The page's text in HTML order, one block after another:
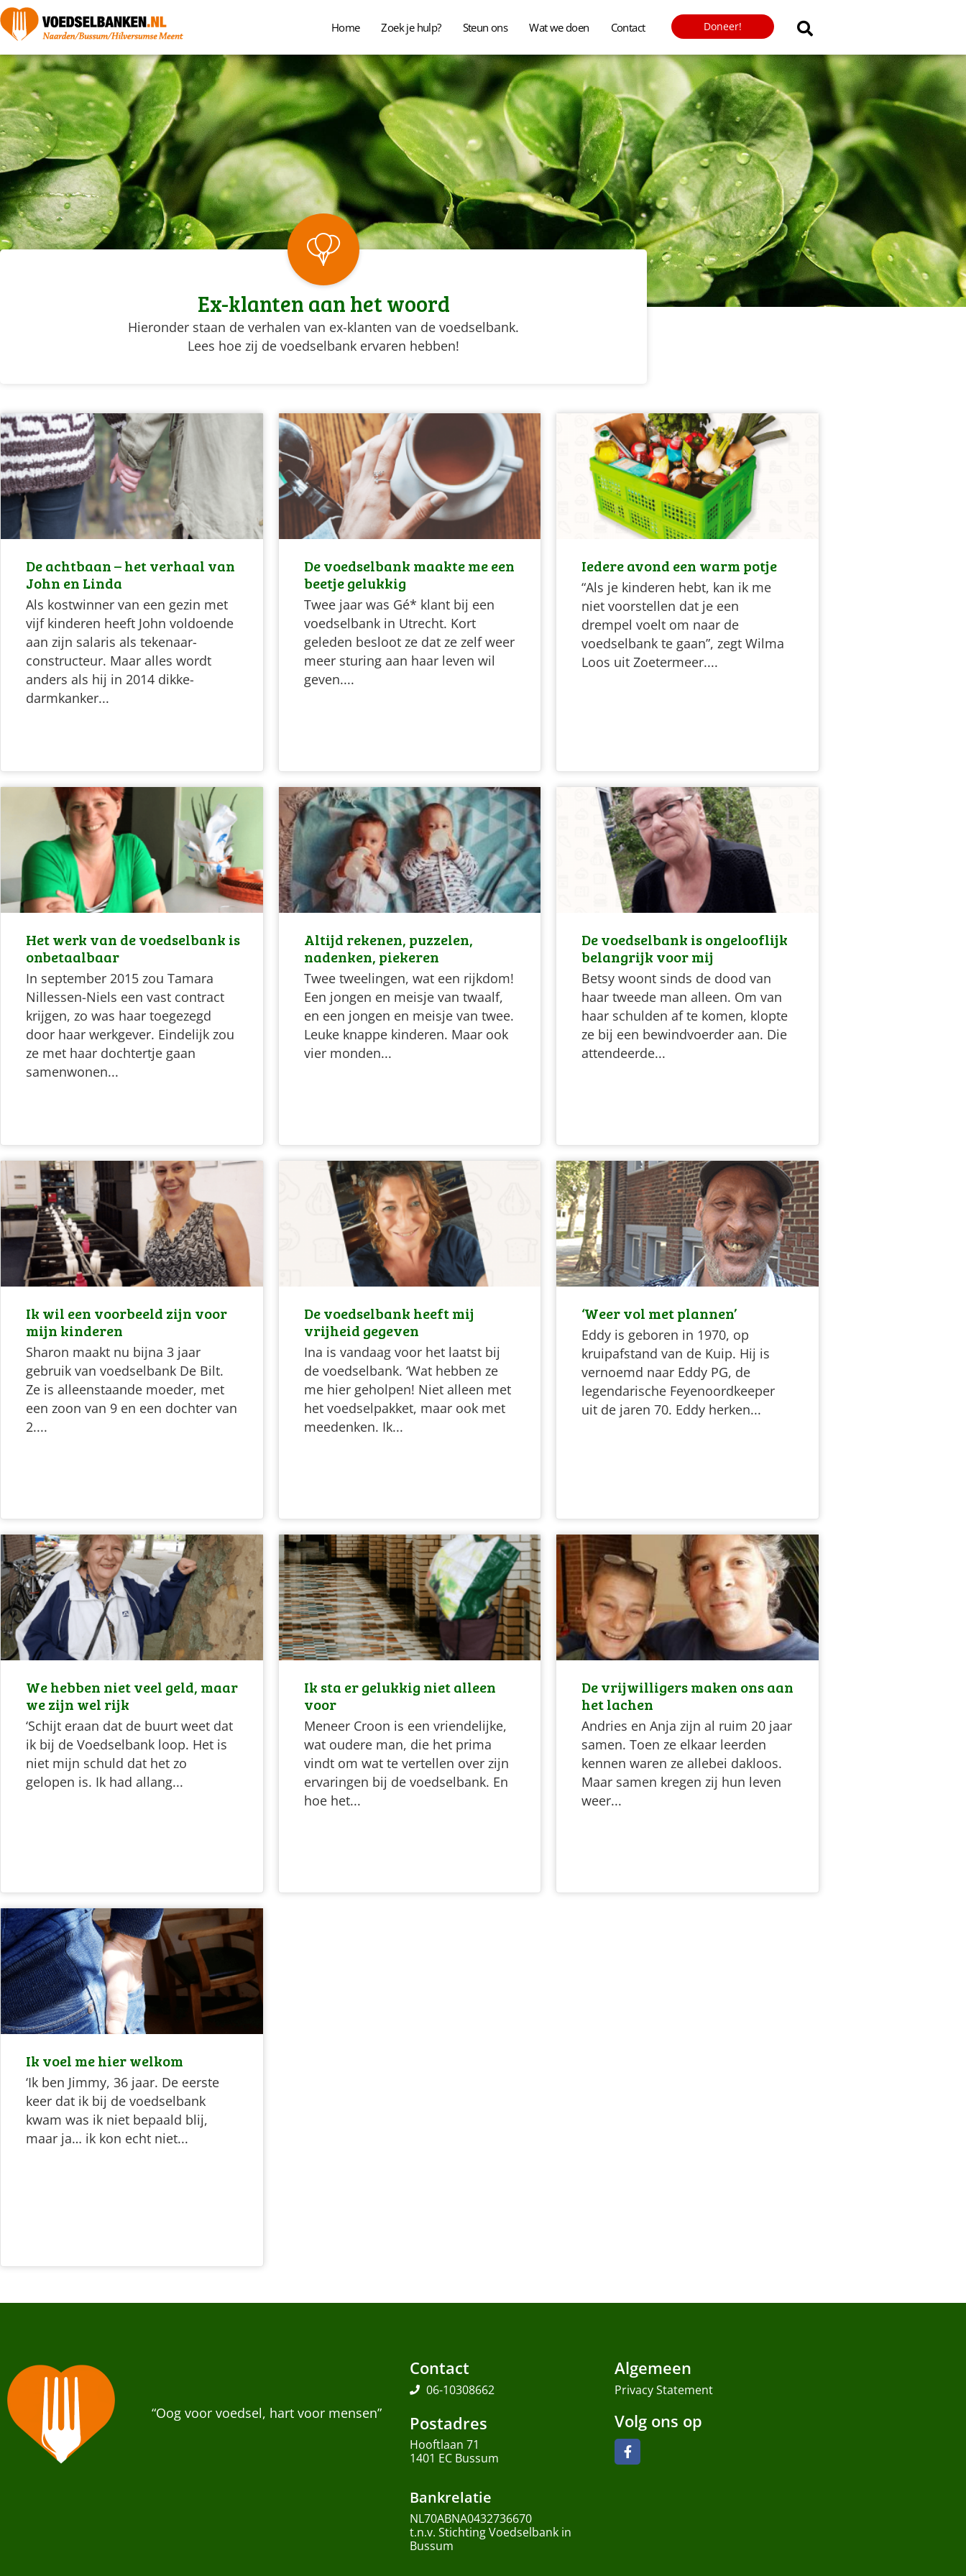
Home Zoek je hulp? Steun ons Wat we doen Contact Doneer!
Ex-klanten aan het woord
Hieronder staan de verhalen van ex-klanten van de voedselbank.
Lees hoe zij de voedselbank ervaren hebben!
De achtbaan – het verhaal van
John en Linda
Als kostwinner van een gezin met
vijf kinderen heeft John voldoende
aan zijn salaris als tekenaar-
constructeur. Maar alles wordt
anders als hij in 2014 dikke-
darmkanker...
De voedselbank maakte me een
beetje gelukkig
Twee jaar was Gé* klant bij een
voedselbank in Utrecht. Kort
geleden besloot ze dat ze zelf weer
meer sturing aan haar leven wil
geven....
Iedere avond een warm potje
“Als je kinderen hebt, kan ik me
niet voorstellen dat je een
drempel voelt om naar de
voedselbank te gaan”, zegt Wilma
Loos uit Zoetermeer....
Het werk van de voedselbank is
onbetaalbaar
In september 2015 zou Tamara
Nillessen-Niels een vast contract
krijgen, zo was haar toegezegd
door haar werkgever. Eindelijk zou
ze met haar dochtertje gaan
samenwonen...
Altijd rekenen, puzzelen,
nadenken, piekeren
Twee tweelingen, wat een rijkdom!
Een jongen en meisje van twaalf,
en een jongen en meisje van twee.
Leuke knappe kinderen. Maar ook
vier monden...
De voedselbank is ongelooflijk
belangrijk voor mij
Betsy woont sinds de dood van
haar tweede man alleen. Om van
haar schulden af te komen, klopte
ze bij een bewindvoerder aan. Die
attendeerde...
Ik wil een voorbeeld zijn voor
mijn kinderen
Sharon maakt nu bijna 3 jaar
gebruik van voedselbank De Bilt.
Ze is alleenstaande moeder, met
een zoon van 9 en een dochter van
2....
De voedselbank heeft mij
vrijheid gegeven
Ina is vandaag voor het laatst bij
de voedselbank. ‘Wat hebben ze
me hier geholpen! Niet alleen met
het voedselpakket, maar ook met
meedenken. Ik...
‘Weer vol met plannen’
Eddy is geboren in 1970, op
kruipafstand van de Kuip. Hij is
vernoemd naar Eddy PG, de
legendarische Feyenoordkeeper
uit de jaren 70. Eddy herken...
We hebben niet veel geld, maar
we zijn wel rijk
‘Schijt eraan dat de buurt weet dat
ik bij de Voedselbank loop. Het is
niet mijn schuld dat het zo
gelopen is. Ik had allang...
Ik sta er gelukkig niet alleen
voor
Meneer Croon is een vriendelijke,
wat oudere man, die het prima
vindt om wat te vertellen over zijn
ervaringen bij de voedselbank. En
hoe het...
De vrijwilligers maken ons aan
het lachen
Andries en Anja zijn al ruim 20 jaar
samen. Toen ze elkaar leerden
kennen waren ze allebei dakloos.
Maar samen kregen zij hun leven
weer...
Ik voel me hier welkom
‘Ik ben Jimmy, 36 jaar. De eerste
keer dat ik bij de voedselbank
kwam was ik niet bepaald blij,
maar ja… ik kon echt niet...
“Oog voor voedsel, hart voor mensen”
Contact
06-10308662
Postadres
Hooftlaan 71
1401 EC Bussum
Bankrelatie
NL70ABNA0432736670
t.n.v. Stichting Voedselbank in
Bussum
Algemeen
Privacy Statement
Volg ons op